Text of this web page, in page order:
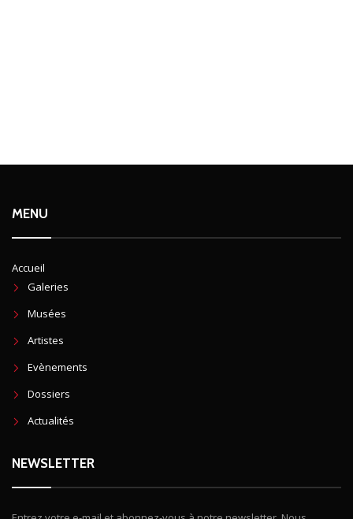
MENU
Accueil
Galeries
Musées
Artistes
Evènements
Dossiers
Actualités
NEWSLETTER